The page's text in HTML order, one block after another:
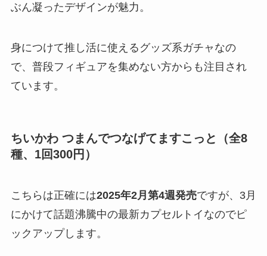
ぶん凝ったデザインが魅力。
身につけて推し活に使えるグッズ系ガチャなの
で、普段フィギュアを集めない方からも注目され
ています。
ちいかわ つまんでつなげてますこっと
（全8
種、1回300円）
こちらは正確には2025年2月第4週発売ですが、3月
にかけて話題沸騰中の最新カプセルトイなのでピ
ックアップします。